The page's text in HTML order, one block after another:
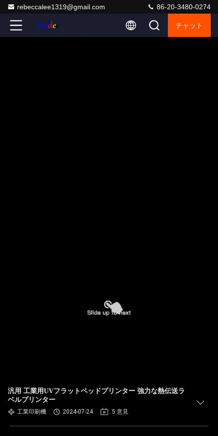
rebeccalee1319@gmail.com 86-20-3480-0274
チャット
汎用 工業用UVフラットベッドプリンター 強力な熱伝送ラ
ベルプリンター
工業印刷機 2024-07-24 5 意見